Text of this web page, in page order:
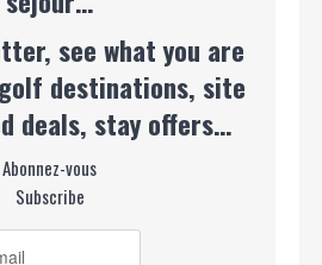
see what you are
destinations, site
deals, stay offers…
Abonnez-vous
Subscribe